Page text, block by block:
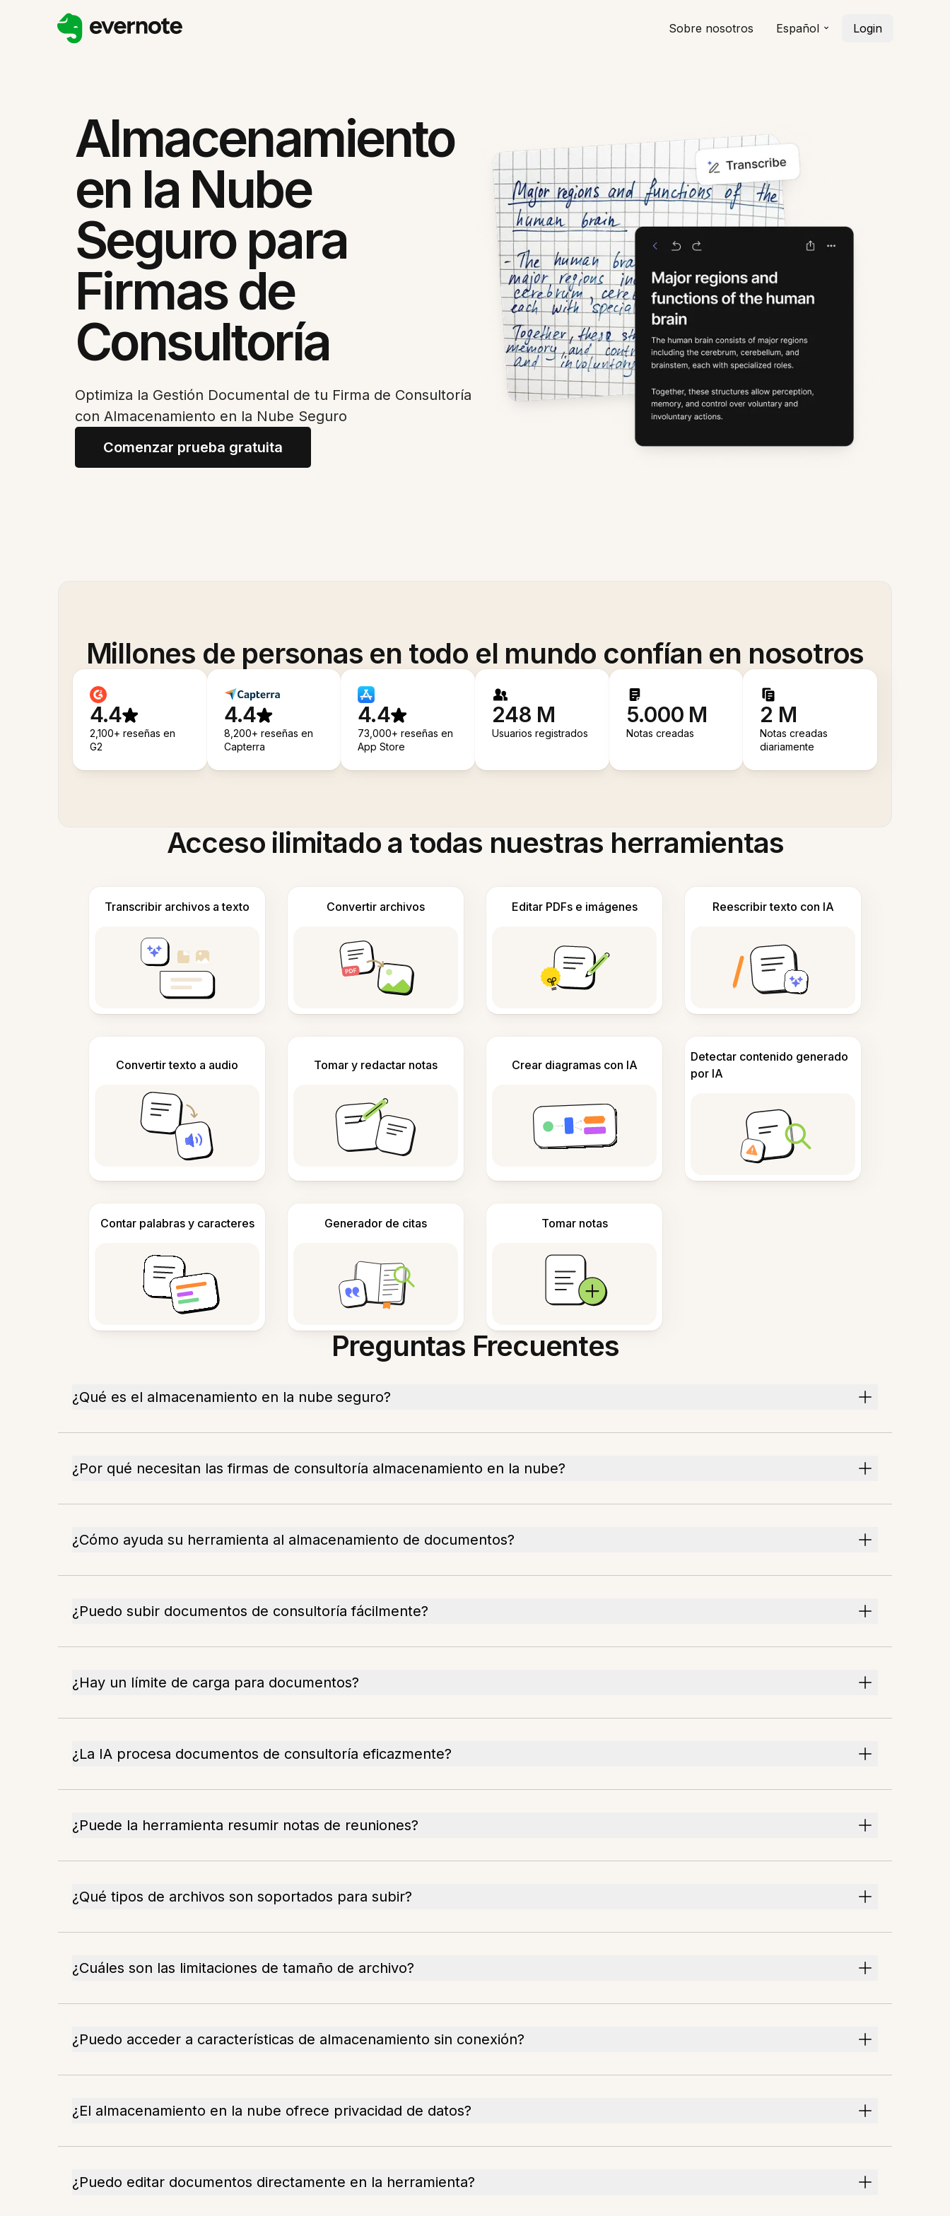
Sobre nosotros Español Login
Almacenamiento
en la Nube
Seguro para
Firmas de
Consultoría
Optimiza la Gestión Documental de tu Firma de Consultoría
con Almacenamiento en la Nube Seguro
Comenzar prueba gratuita
Millones de personas en todo el mundo confían en nosotros
4.4
2,100+ reseñas en
G2
4.4
8,200+ reseñas en
Capterra
4.4
73,000+ reseñas en
App Store
248 M
Usuarios registrados
5.000 M
Notas creadas
2 M
Notas creadas
diariamente
Acceso ilimitado a todas nuestras herramientas
Transcribir archivos a texto Convertir archivos Editar PDFs e imágenes Reescribir texto con IA
Convertir texto a audio Tomar y redactar notas Crear diagramas con IA
Detectar contenido generado
por IA
Contar palabras y caracteres Generador de citas Tomar notas
Preguntas Frecuentes
¿Qué es el almacenamiento en la nube seguro?
¿Por qué necesitan las firmas de consultoría almacenamiento en la nube?
¿Cómo ayuda su herramienta al almacenamiento de documentos?
¿Puedo subir documentos de consultoría fácilmente?
¿Hay un límite de carga para documentos?
¿La IA procesa documentos de consultoría eficazmente?
¿Puede la herramienta resumir notas de reuniones?
¿Qué tipos de archivos son soportados para subir?
¿Cuáles son las limitaciones de tamaño de archivo?
¿Puedo acceder a características de almacenamiento sin conexión?
¿El almacenamiento en la nube ofrece privacidad de datos?
¿Puedo editar documentos directamente en la herramienta?